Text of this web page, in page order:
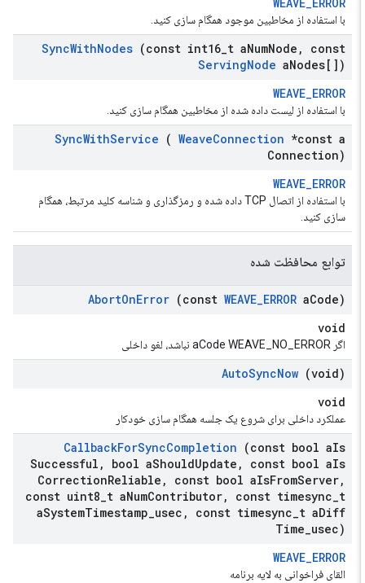
با استفاده از مخاطبین موجود همگام سازی کنید.
SyncWithNodes (const int16 _ t aNumNode
const
ServingNode aNodes[])
WEAVE_ERROR
با استفاده از لیست داده شده از مخاطبین همگام سازی کنید.
SyncWithService (WeaveConnection *const a
Connection)
WEAVE_ERROR
با استفاده از اتصال TCP داده شده و رمزگذاری و شناسه کلید مرتبط، همگام
سازی کنید.
توابع محافظت شده
AbortOnError (constWEAVE_ERROR aCode)
void
اگر aCode WEAVE_NO_ERROR نباشد، لغو داخلی
AutoSyncNow (void)
void
عملکرد داخلی برای شروع یک جلسه همگام سازی خودکار
CallbackForSyncCompletion (const bool aIs
Successful
bool aShouldUpdate const bool aIs
CorrectionReliable const bool aIsFromServer
const uint8 _ t aNumContributor const timesync _
aSystemTimestamp _usec const timesync _ t aDiff
Time _usec)
WEAVE_ERROR
القای فراخوانی به لایه برنامه